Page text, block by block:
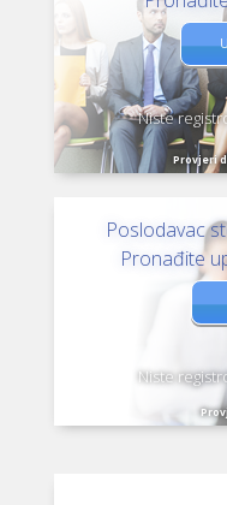
Niste
Provjeri
Poslodavac
Pronađite
Niste